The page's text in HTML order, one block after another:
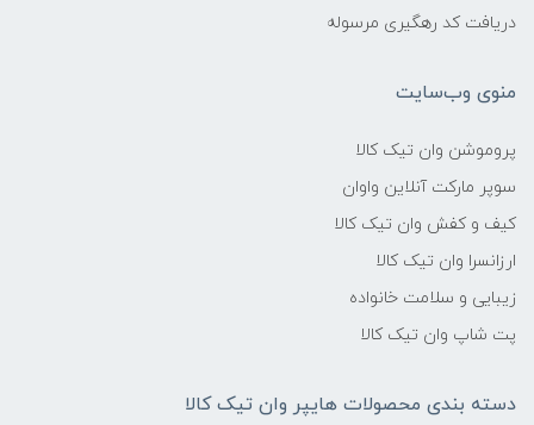
دریافت کد رهگیری مرسوله
منوی وب‌سایت
پروموشن وان تیک کالا
سوپر مارکت آنلاین واوان
کیف و کفش وان تیک کالا
ارزانسرا وان تیک کالا
زیبایی و سلامت خانواده
پت شاپ وان تیک کالا
دسته بندی محصولات هایپر وان تیک کالا